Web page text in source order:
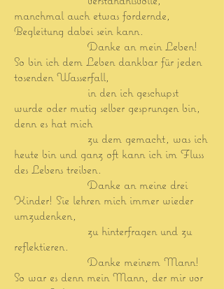
manchmal auch etwas fordernde,
Begleitung dabei sein kann.
Danke an mein Leben!
So bin ich dem Leben dankbar für jeden
tosenden Wasserfall,
in den ich geschupst
wurde oder mutig selber gesprungen bin,
denn es hat mich
zu dem gemacht, was ich
heute bin und ganz oft kann ich im Fluss
des Lebens treiben.
Danke an meine drei
Kinder! Sie lehren mich immer wieder
umzudenken,
zu hinterfragen und zu
reflektieren.
Danke meinem Mann!
So war es denn mein Mann, der mir vor